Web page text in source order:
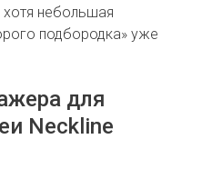
хотя небольшая
подбородка» уже
для
Neckline